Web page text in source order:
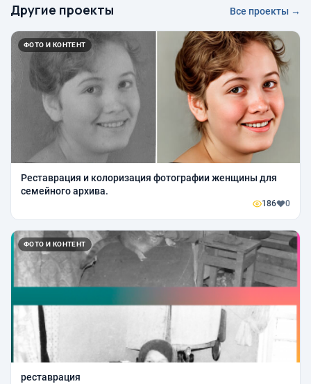
Другие проекты Все проекты →
ФОТО И КОНТЕНТ
Реставрация и колоризация фотографии женщины для
семейного архива.
186 0
ФОТО И КОНТЕНТ
реставрация